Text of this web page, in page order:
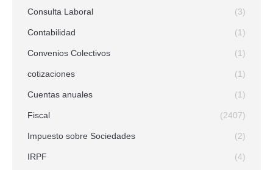
Consulta Laboral (3)
Contabilidad (1)
Convenios Colectivos (1)
cotizaciones (1)
Cuentas anuales (1)
Fiscal (2407)
Impuesto sobre Sociedades (2)
IRPF (4)